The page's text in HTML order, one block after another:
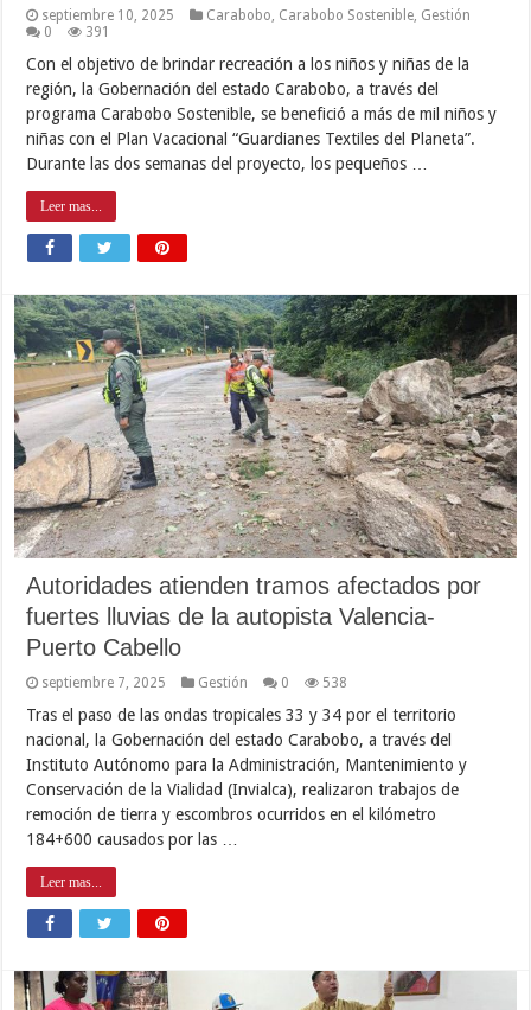
septiembre 10, 2025 Carabobo, Carabobo Sostenible, Gestión
0
391
Con el objetivo de brindar recreación a los niños y niñas de la
región, la Gobernación del estado Carabobo, a través del
programa Carabobo Sostenible, se benefició a más de mil niños y
niñas con el Plan Vacacional “Guardianes Textiles del Planeta”.
Durante las dos semanas del proyecto, los pequeños …
Leer mas...
Autoridades atienden tramos afectados por
fuertes lluvias de la autopista Valencia-
Puerto Cabello
septiembre 7, 2025 Gestión 0 538
Tras el paso de las ondas tropicales 33 y 34 por el territorio
nacional, la Gobernación del estado Carabobo, a través del
Instituto Autónomo para la Administración, Mantenimiento y
Conservación de la Vialidad (Invialca), realizaron trabajos de
remoción de tierra y escombros ocurridos en el kilómetro
184+600 causados por las …
Leer mas...